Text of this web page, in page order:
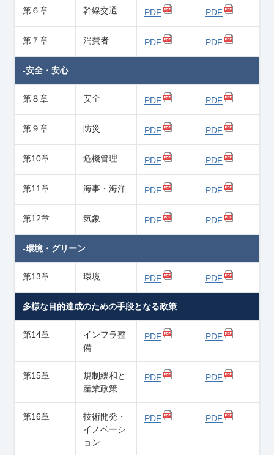
第６章 幹線交通 PDF PDF
第７章 消費者 PDF PDF
-安全・安心
第８章 安全 PDF PDF
第９章 防災 PDF PDF
第10章 危機管理 PDF PDF
第11章 海事・海洋 PDF PDF
第12章 気象 PDF PDF
-環境・グリーン
第13章 環境 PDF PDF
多様な目的達成のための手段となる政策
第14章
インフラ整
備
PDF PDF
第15章
規制緩和と
産業政策
PDF PDF
第16章
技術開発・
イノベーシ
ョン
PDF PDF